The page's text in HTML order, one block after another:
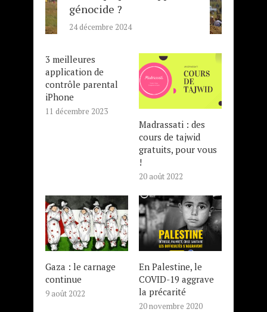
génocide ?
24 décembre 2024
3 meilleures
application de
contrôle parental
iPhone
11 décembre 2023
Madrassati : des
cours de tajwid
gratuits, pour vous
!
20 août 2022
Gaza : le carnage
continue
9 août 2022
En Palestine, le
COVID-19 aggrave
la précarité
20 novembre 2020